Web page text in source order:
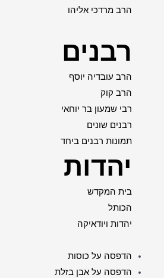
הרב מרדכי אליהו
רבנים
הרב עובדיה יוסף
הרב קוק
רבי שמעון בר יוחאי
רבנים שונים
תמונות רבנים ביחד
יהדות
בית המקדש
הכותל
יהדות ויודאיקה
הדפסה על כוסות
הדפסה על אבן בזלת